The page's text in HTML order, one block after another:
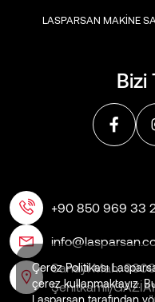
Bizi
LASPARSAN MAKİNE
+90 850 969 33
Sanayi Mah.
Şehitkamil/
Çerez Politikası
çerez kullanmaktayız.
Lasparsan tarafından